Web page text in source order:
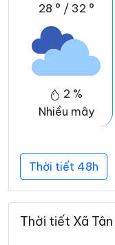
28 ° / 32 °
2 %
Nhiều mây
Thời tiết 48h
Thời tiết Xã